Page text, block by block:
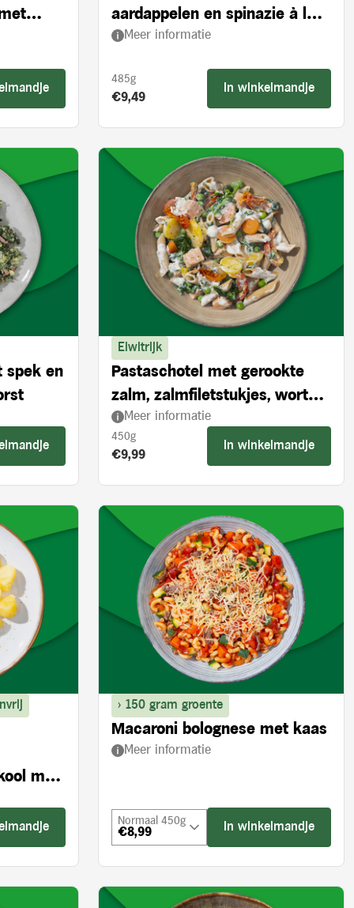
aardappelen en spinazie à la
crème
Meer informatie
485g
Product prijs:
€9,49
In winkelmandje
spek en
Eiwitrijk
Pastaschotel met gerookte
zalm, zalmfiletstukjes, wortel
en spinazie
Meer informatie
450g
Product prijs:
€9,99
In winkelmandje
met
> 150 gram groente
Macaroni bolognese met kaas
Meer informatie
Normaal 450g
€8,99 In winkelmandje